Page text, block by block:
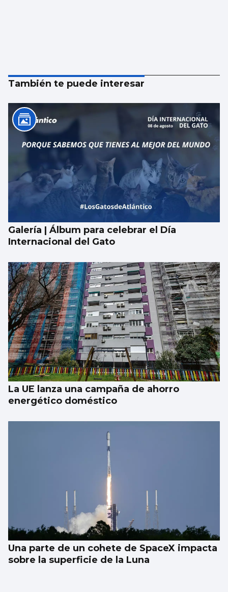
También te puede interesar
Galería | Álbum para celebrar el Día
Internacional del Gato
La UE lanza una campaña de ahorro
energético doméstico
Una parte de un cohete de SpaceX impacta
sobre la superficie de la Luna